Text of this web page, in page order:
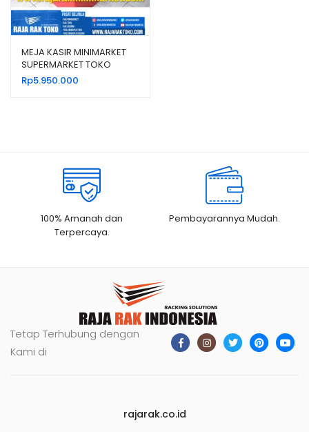
MEJA KASIR MINIMARKET
SUPERMARKET TOKO
MODERN TIPE MK-01
Rp5.950.000
100% Amanah dan
Terpercaya.
Pembayarannya Mudah.
Tetap Terhubung dengan
Kami di
rajarak.co.id